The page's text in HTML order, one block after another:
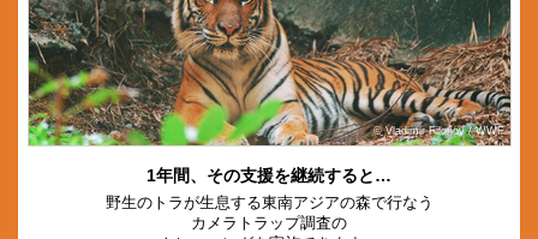
© Vladimir Filonov / WWF
1年間、その支援を継続すると…
野生のトラが生息する東南アジアの森で行なう
カメラトラップ調査の